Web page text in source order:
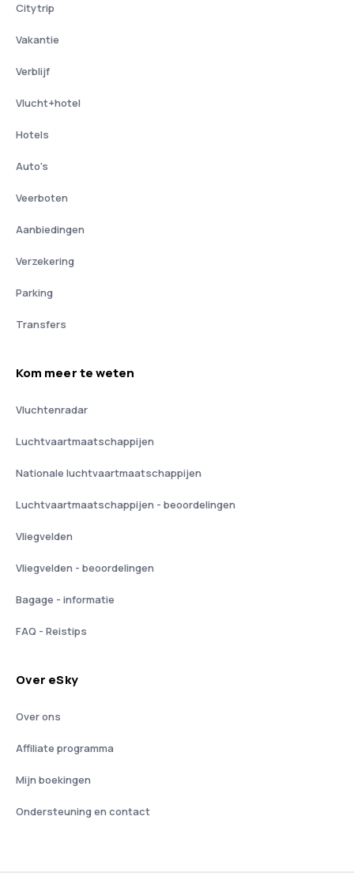
Citytrip
Vakantie
Verblijf
Vlucht+hotel
Hotels
Auto's
Veerboten
Aanbiedingen
Verzekering
Parking
Transfers
Kom meer te weten
Vluchtenradar
Luchtvaartmaatschappijen
Nationale luchtvaartmaatschappijen
Luchtvaartmaatschappijen - beoordelingen
Vliegvelden
Vliegvelden - beoordelingen
Bagage - informatie
FAQ - Reistips
Over eSky
Over ons
Affiliate programma
Mijn boekingen
Ondersteuning en contact